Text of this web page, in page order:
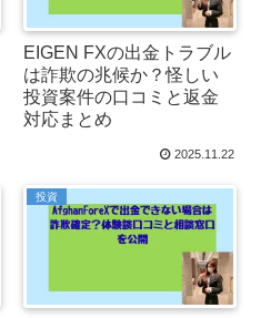
EIGEN FXの出金トラブル
は詐欺の兆候か？怪しい
投資案件の口コミと返金
対応まとめ
2025.11.22
投資